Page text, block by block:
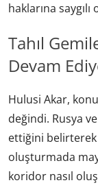
haklarına
Tahıl
Devam
Hulusi Akar,
değindi. Rusya
ettiğini
oluşturmada
koridor nasıl